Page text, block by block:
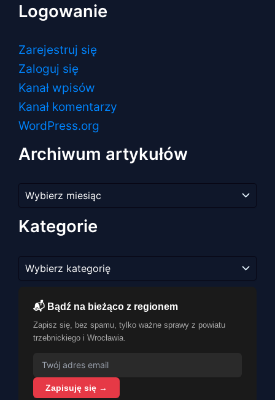
Logowanie
Zarejestruj się
Zaloguj się
Kanał wpisów
Kanał komentarzy
WordPress.org
Archiwum artykułów
artykułów
Kategorie
📬 Bądź na bieżąco z regionem
Zapisz się, bez spamu, tylko ważne sprawy z powiatu
trzebnickiego i Wrocławia.
Zapisuję się →